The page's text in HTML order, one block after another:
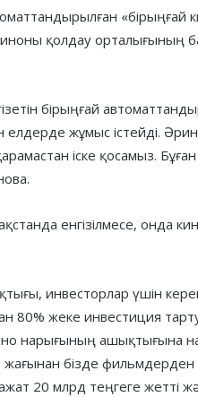
«бірыңғай
қолдау орталығының
бірыңғай
елдерде жұмыс істейді.
іске қосамыз.
енгізілмесе, онда
инвесторлар үшін
80% жеке инвестиция
нарығының ашықтығына
жағынан бізде фильмдерден
20 млрд теңгеге жетті